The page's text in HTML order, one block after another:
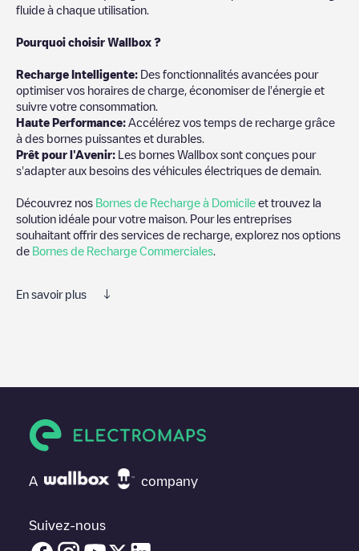
fluide à chaque utilisation.
Pourquoi choisir Wallbox ?
Recharge Intelligente: Des fonctionnalités avancées pour
optimiser vos horaires de charge, économiser de l'énergie et
suivre votre consommation.
Haute Performance: Accélérez vos temps de recharge grâce
à des bornes puissantes et durables.
Prêt pour l'Avenir: Les bornes Wallbox sont conçues pour
s'adapter aux besoins des véhicules électriques de demain.
Découvrez nos Bornes de Recharge à Domicile et trouvez la
solution idéale pour votre maison. Pour les entreprises
souhaitant offrir des services de recharge, explorez nos options
de Bornes de Recharge Commerciales
En savoir plus
charge et fournissent des informations utiles pour créer la
meilleure expérience possible pour les conducteurs de véhicules
Les avis des conducteurs de véhicules électriques sont très
les plus appropriées selon la communauté des conducteurs de
Amsterdam.N'hésitez donc pas à laisser votre évaluation de
A company
Suivez-nous